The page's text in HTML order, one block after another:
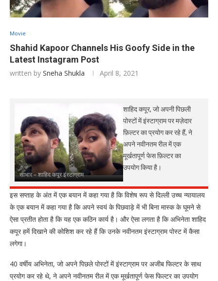
Movie
Shahid Kapoor Channels His Goofy Side in the
Latest Instagram Post
written by Sneha Shukla April 8, 2021
साभार – शाहिद कपूर इंस्टाग्राम
शाहिद कपूर, जो अपनी पिछली
पोस्टों में इंस्टाग्राम पर मज़ेदार
फ़िल्टर का प्रयोग कर रहे हैं, ने
अपने नवीनतम रील में एक
मूर्खतापूर्ण फेस फ़िल्टर का
उपयोग किया है।
इस सप्ताह के अंत में एक बयान में कहा गया है कि विशेष रूप से दिल्ली उच्च न्यायालय
के एक बयान में कहा गया है कि अपने स्वयं के पिछवाड़े में भी बिना मास्क के घूमने से
ऐसा प्रतीत होता है कि यह एक कठिन कार्य है। और ऐसा लगता है कि अभिनेता शाहिद
कपूर हमें दिखाने की कोशिश कर रहे हैं कि उनके नवीनतम इंस्टाग्राम पोस्ट में कैसा
लगेगा।
40 वर्षीय अभिनेता, जो अपने पिछले पोस्टों में इंस्टाग्राम पर अजीब फिल्टर के साथ
प्रयोग कर रहे थे, ने अपने नवीनतम रील में एक मूर्खतापूर्ण फेस फिल्टर का उपयोग